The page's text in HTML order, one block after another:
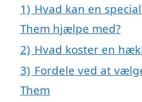
1) Hvad kan en
Them hjælpe med?
2) Hvad koster en
3) Fordele ved at
Them